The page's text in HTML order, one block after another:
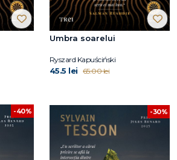
Umbra soarelui
Ryszard Kapuściński
45.5 lei 65.00 lei
-40% -30%